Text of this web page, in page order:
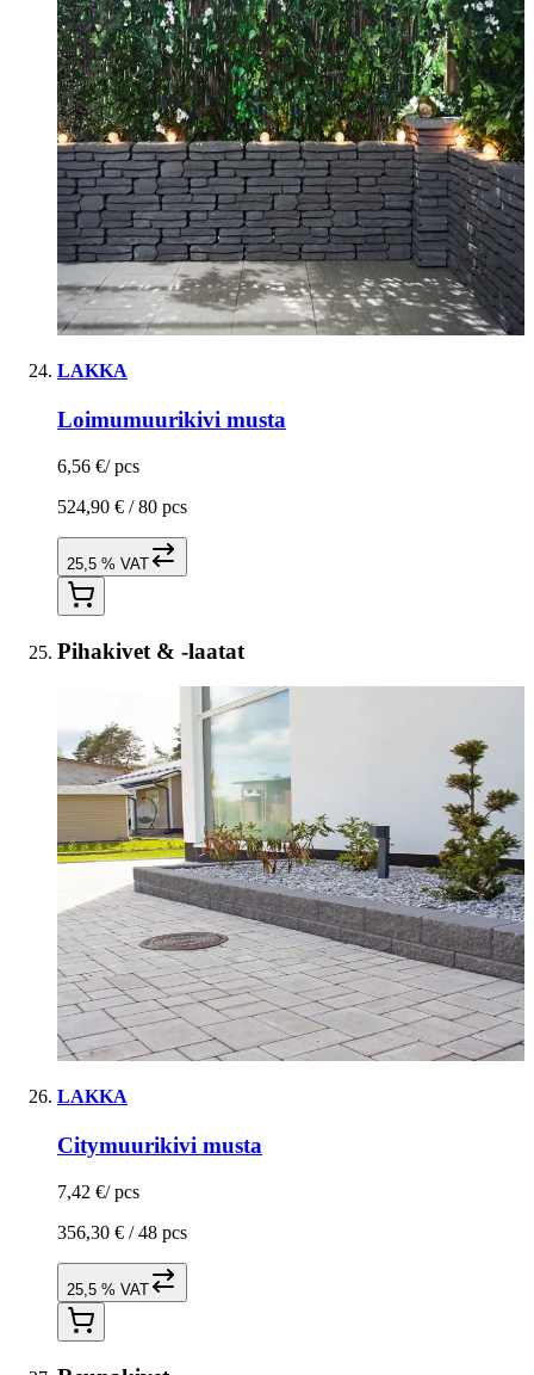
LAKKA
Loimumuurikivi musta
6,56 €/ pcs
524,90 € /80 pcs
25,5 % VAT
Pihakivet & -laatat
LAKKA
Citymuurikivi musta
7,42 €/ pcs
356,30 € /48 pcs
25,5 % VAT